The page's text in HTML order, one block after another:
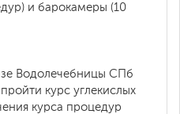
и барокамеры (10
Водолечебницы СПб
курс углекислых
курса процедур